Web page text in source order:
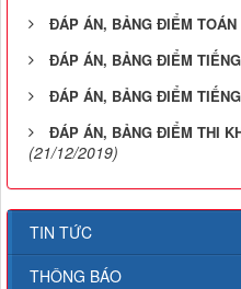
ĐÁP ÁN, BẢNG ĐIỂM TOÁN
ĐÁP ÁN, BẢNG ĐIỂM
ĐÁP ÁN, BẢNG ĐIỂM
ĐÁP ÁN, BẢNG ĐIỂM THI
(21/12/2019)
TIN TỨC
THÔNG BÁO